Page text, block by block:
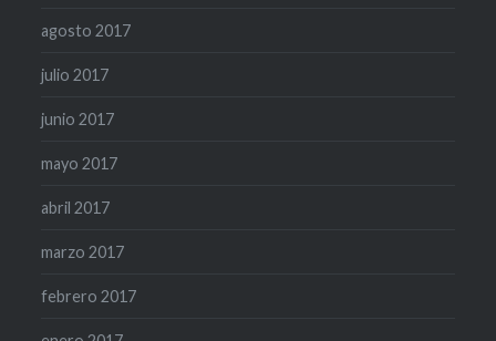
agosto 2017
julio 2017
junio 2017
mayo 2017
abril 2017
marzo 2017
febrero 2017